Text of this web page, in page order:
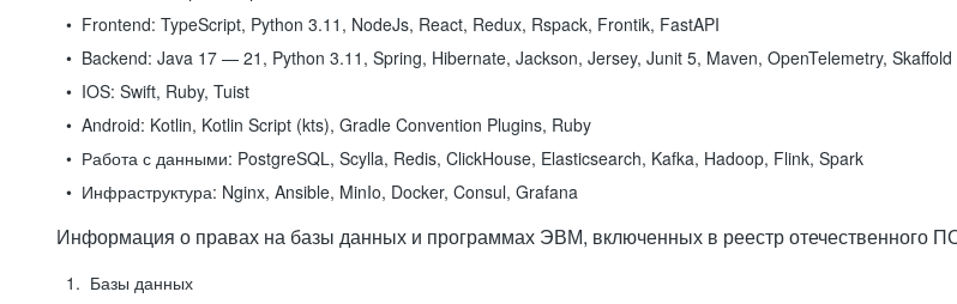
Frontend: TypeScript, Python 3.11, NodeJs, React, Redux, Rspack, Frontik, FastAPI
Backend: Java 17 — 21, Python 3.11, Spring, Hibernate, Jackson, Jersey, Junit 5, Maven, OpenTelemetry, Skaffold
IOS: Swift, Ruby, Tuist
Android: Kotlin, Kotlin Script (kts), Gradle Convention Plugins, Ruby
Работа с данными: PostgreSQL, Scylla, Redis, ClickHouse, Elasticsearch, Kafka, Hadoop, Flink, Spark
Инфраструктура: Nginx, Ansible, MinIo, Docker, Consul, Grafana
Информация о правах на базы данных и программах ЭВМ, включенных в реестр отечественного
Базы данных